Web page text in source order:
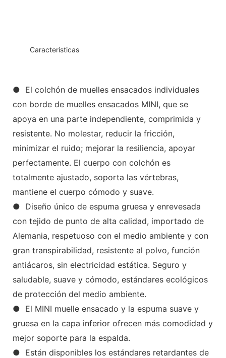
Características
● El colchón de muelles ensacados individuales
con borde de muelles ensacados MINI, que se
apoya en una parte independiente, comprimida y
resistente. No molestar, reducir la fricción,
minimizar el ruido; mejorar la resiliencia, apoyar
perfectamente. El cuerpo con colchón es
totalmente ajustado, soporta las vértebras,
mantiene el cuerpo cómodo y suave.
● Diseño único de espuma gruesa y enrevesada
con tejido de punto de alta calidad, importado de
Alemania, respetuoso con el medio ambiente y con
gran transpirabilidad, resistente al polvo, función
antiácaros, sin electricidad estática. Seguro y
saludable, suave y cómodo, estándares ecológicos
de protección del medio ambiente.
● El MINI muelle ensacado y la espuma suave y
gruesa en la capa inferior ofrecen más comodidad y
mejor soporte para la espalda.
● Están disponibles los estándares retardantes de